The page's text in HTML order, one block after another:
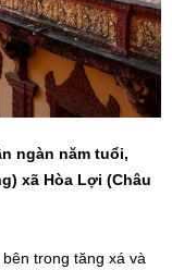
ngàn năm tuổi,
xã Hòa Lợi (Châu
trong tăng xá và